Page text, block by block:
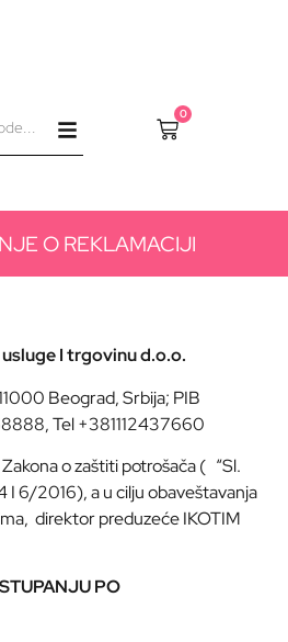
0
O REKLAMACIJI
usluge I trgovinu d.o.o.
Beograd, Srbija; PIB
, Tel+381112437660
o zaštiti potrošača ( “Sl.
I 6/2016), a u cilju obaveštavanja
direktor preduzeće IKOTIM
PO